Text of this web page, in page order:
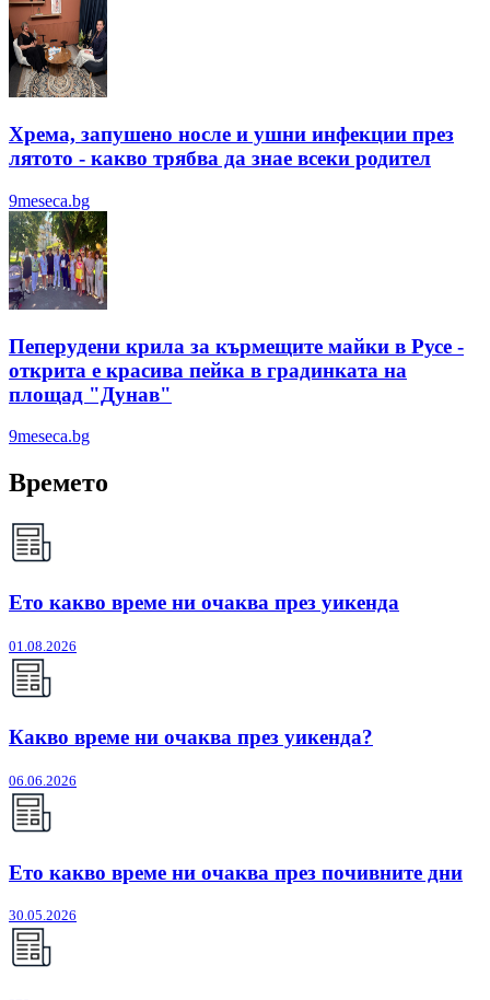
Хрема, запушено носле и ушни инфекции през
лятотo - какво трябва да знае всеки родител
9meseca.bg
Пеперудени крила за кърмещите майки в Русе -
открита е красива пейка в градинката на
площад "Дунав"
9meseca.bg
Времето
Ето какво време ни очаква през уикенда
01.08.2026
Какво време ни очаква през уикенда?
06.06.2026
Ето какво време ни очаква през почивните дни
30.05.2026